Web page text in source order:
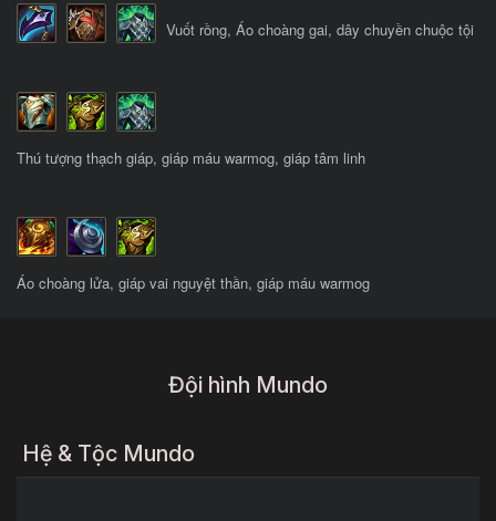
Vuốt rồng, Áo choàng gai, dây chuyền chuộc tội
Thú tượng thạch giáp, giáp máu warmog, giáp tâm linh
Áo choàng lửa, giáp vai nguyệt thần, giáp máu warmog
Đội hình Mundo
Hệ & Tộc Mundo